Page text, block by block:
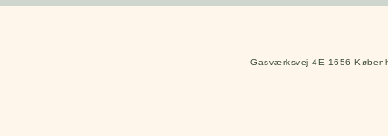
Gasværksvej 4E 1656